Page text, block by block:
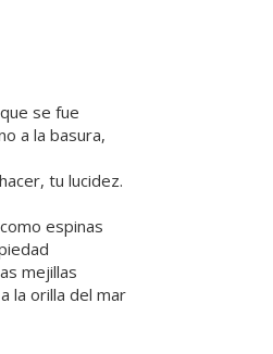
se fue
a la basura,
tu lucidez.
espinas
mejillas
la orilla del mar